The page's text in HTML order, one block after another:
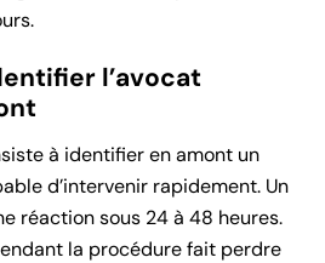
l’avocat
à identifier en amont un
d’intervenir rapidement. Un
réaction sous 24 à 48 heures.
la procédure fait perdre